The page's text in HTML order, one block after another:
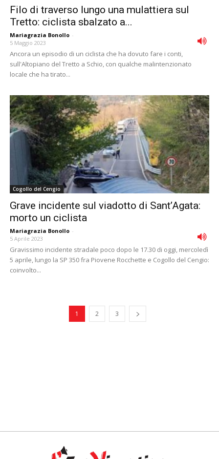
Filo di traverso lungo una mulattiera sul
Tretto: ciclista sbalzato a...
Mariagrazia Bonollo -
5 Maggio 2023
Ancora un episodio di un ciclista che ha dovuto fare i conti,
sull'Altopiano del Tretto a Schio, con qualche malintenzionato
locale che ha tirato...
Cogollo del Cengio
Grave incidente sul viadotto di Sant’Agata:
morto un ciclista
Mariagrazia Bonollo -
5 Aprile 2023
Gravissimo incidente stradale poco dopo le 17.30 di oggi, mercoledì
5 aprile, lungo la SP 350 fra Piovene Rocchette e Cogollo del Cengio:
coinvolto...
1 2 3